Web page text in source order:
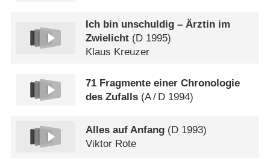
Ich bin unschuldig – Ärztin im
Zwielicht (D 1995)
Klaus Kreuzer
71 Fragmente einer Chronologie
des Zufalls (A/ D 1994)
Alles auf Anfang (D 1993)
Viktor Rote